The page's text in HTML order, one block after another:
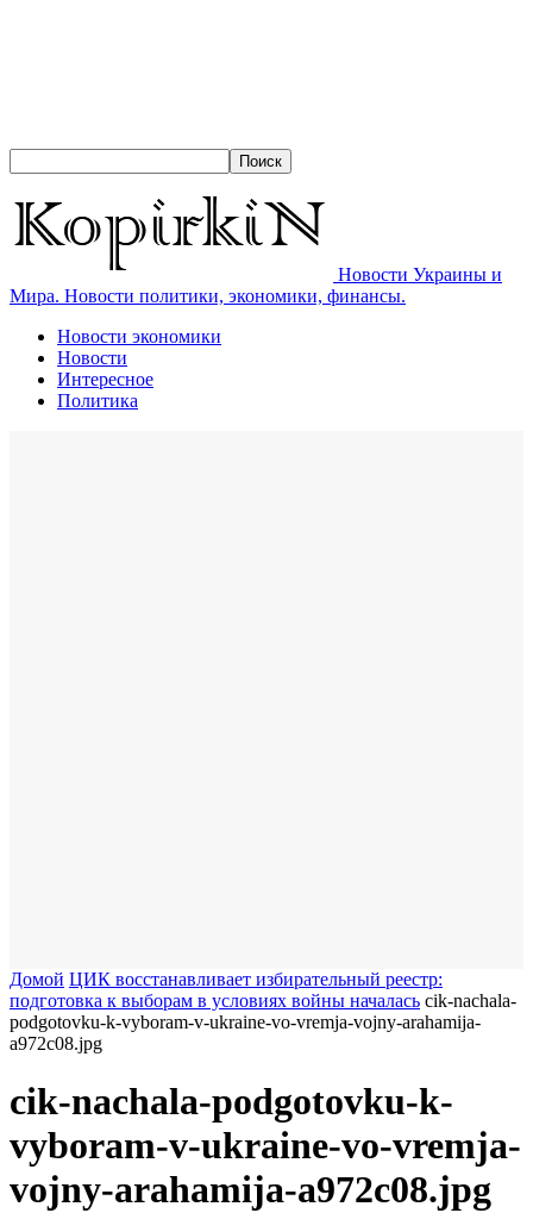
Новости Украины и
Мира. Новости политики, экономики, финансы.
Новости экономики
Новости
Интересное
Политика
Домой ЦИК восстанавливает избирательный реестр:
подготовка к выборам в условиях войны началась cik-nachala-
podgotovku-k-vyboram-v-ukraine-vo-vremja-vojny-arahamija-
a972c08.jpg
cik-nachala-podgotovku-k-
vyboram-v-ukraine-vo-vremja-
vojny-arahamija-a972c08.jpg